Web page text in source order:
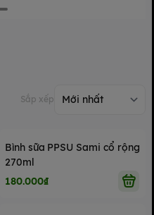
Sắp xếp
Bình sữa PPSU Sami cổ rộng
270ml
180.000₫